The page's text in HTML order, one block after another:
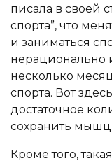
писала в своей
спорта”, что
и заниматься
нерационально
несколько
спорта. Вот
достаточное
сохранить
Кроме того,